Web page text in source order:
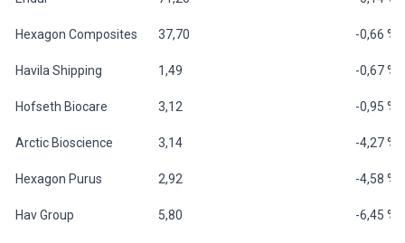
Hexagon Composites 37,70 -0,66 %
Havila Shipping 1,49 -0,67 %
Hofseth Biocare 3,12 -0,95 %
Arctic Bioscience 3,14 -4,27 %
Hexagon Purus 2,92 -4,58 %
Hav Group 5,80 -6,45 %